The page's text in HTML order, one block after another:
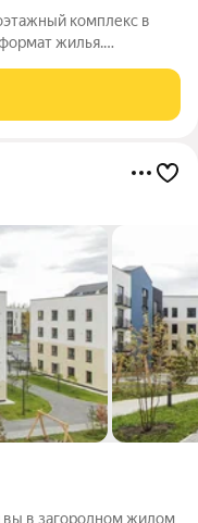
жилья.
Цимлянское,
в загородном жилом